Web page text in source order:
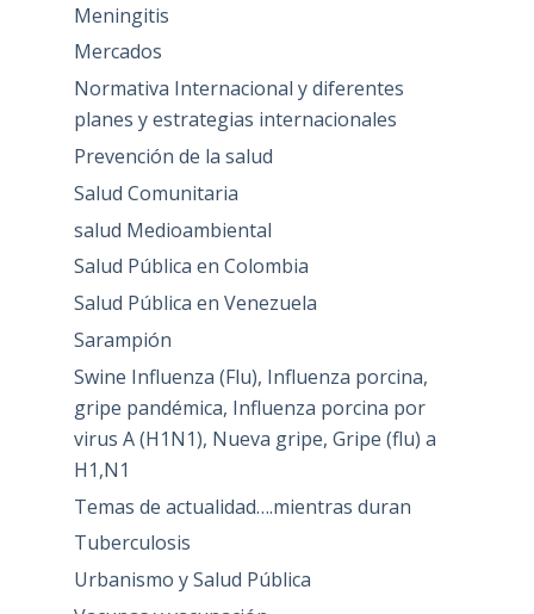
Meningitis
Mercados
Normativa Internacional y diferentes
planes y estrategias internacionales
Prevención de la salud
Salud Comunitaria
salud Medioambiental
Salud Pública en Colombia
Salud Pública en Venezuela
Sarampión
Swine Influenza (Flu), Influenza porcina,
gripe pandémica, Influenza porcina por
virus A (H1N1), Nueva gripe, Gripe (flu) a
H1,N1
Temas de actualidad….mientras duran
Tuberculosis
Urbanismo y Salud Pública